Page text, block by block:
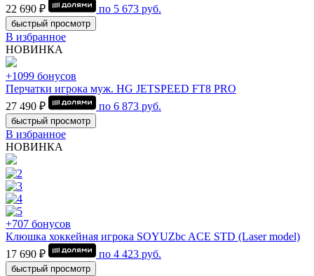
22 690 ₽
по 5 673 руб.
быстрый просмотр
В избранное
НОВИНКА
+1099 бонусов
Перчатки игрока муж. HG JETSPEED FT8 PRO
27 490 ₽
по 6 873 руб.
быстрый просмотр
В избранное
НОВИНКА
+707 бонусов
Клюшка хоккейная игрока SOYUZbc ACE STD (Laser model)
17 690 ₽
по 4 423 руб.
быстрый просмотр